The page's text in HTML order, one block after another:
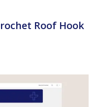
Roof Hook